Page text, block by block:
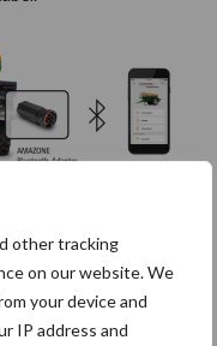
other tracking
on our website. We
your device and
IP address and
kunnen via een